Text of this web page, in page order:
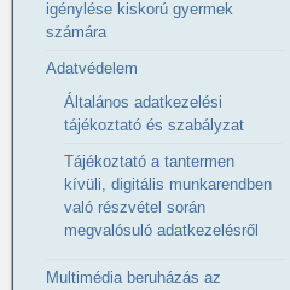
igénylése kiskorú gyermek
számára
Adatvédelem
Általános adatkezelési
tájékoztató és szabályzat
Tájékoztató a tantermen
kívüli, digitális munkarendben
való részvétel során
megvalósuló adatkezelésről
Multimédia beruházás az